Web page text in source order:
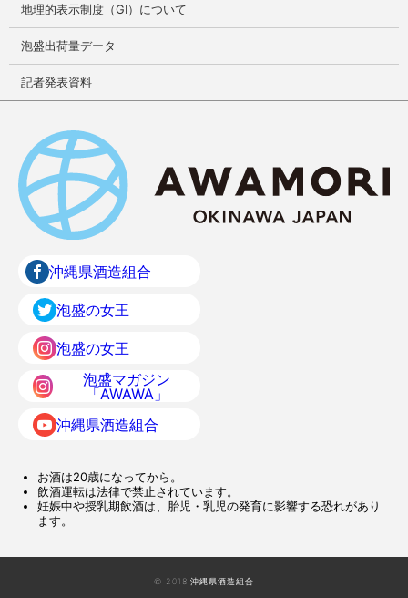
地理的表示制度（GI）について
泡盛出荷量データ
記者発表資料
沖縄県酒造組合
泡盛の女王
泡盛の女王
泡盛マガジン
「AWAWA」
沖縄県酒造組合
お酒は20歳になってから。
飲酒運転は法律で禁止されています。
妊娠中や授乳期飲酒は、胎児・乳児の発育に影響する恐れがあり
ます。
© 2018 沖縄県酒造組合